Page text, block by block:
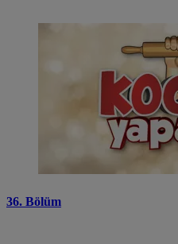
36. Bölüm